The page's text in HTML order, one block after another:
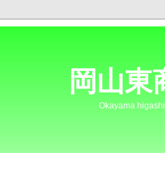
岡山東
Okayama